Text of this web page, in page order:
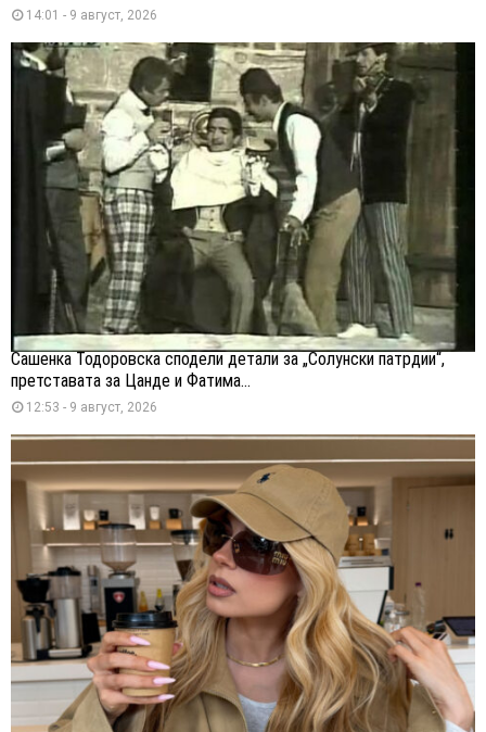
14:01 - 9 август, 2026
Сашенка Тодоровска сподели детали за „Солунски патрдии“,
претставата за Цанде и Фатима...
12:53 - 9 август, 2026